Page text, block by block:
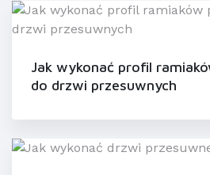
Jak wykonać profil
do drzwi przesuwnych